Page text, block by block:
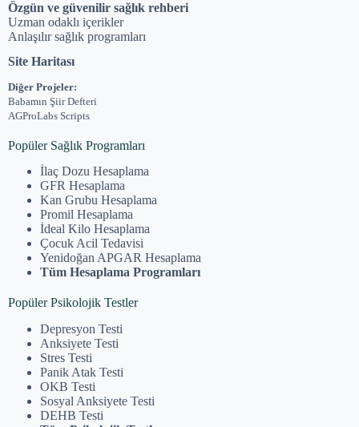
Özgün ve güvenilir sağlık rehberi
Uzman odaklı içerikler
Anlaşılır sağlık programları
Site Haritası
Diğer Projeler:
Babamın Şiir Defteri
AGProLabs Scripts
Popüler Sağlık Programları
İlaç Dozu Hesaplama
GFR Hesaplama
Kan Grubu Hesaplama
Promil Hesaplama
İdeal Kilo Hesaplama
Çocuk Acil Tedavisi
Yenidoğan APGAR Hesaplama
Tüm Hesaplama Programları
Popüler Psikolojik Testler
Depresyon Testi
Anksiyete Testi
Stres Testi
Panik Atak Testi
OKB Testi
Sosyal Anksiyete Testi
DEHB Testi